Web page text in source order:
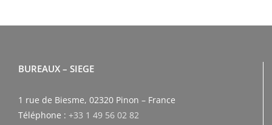
BUREAUX – SIEGE
1 rue de Biesme, 02320 Pinon – France
Téléphone : +33 1 49 56 02 82